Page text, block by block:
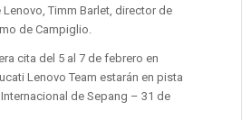
Timm Barlet, director de
de Campiglio.
cita del 5 al 7 de febrero en
Lenovo Team estarán en pista
de Sepang – 31 de